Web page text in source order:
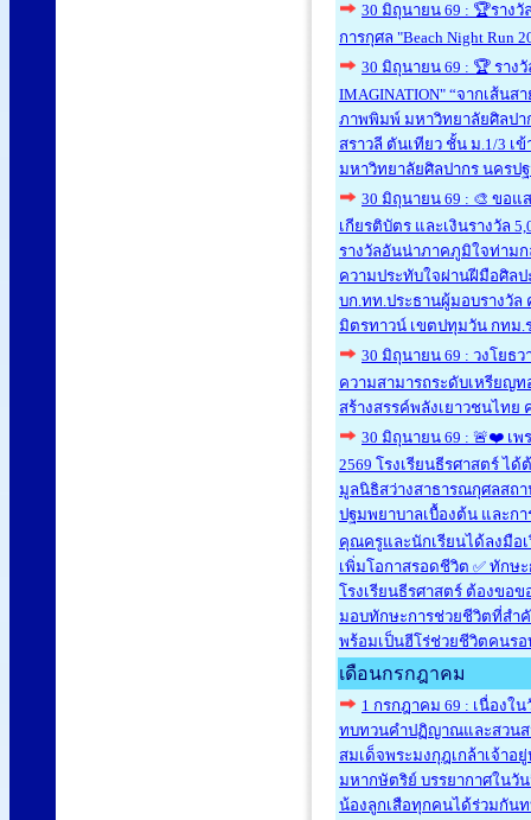
30 มิถุนายน 69 : 🏆รางวั
การกุศล "Beach Night
30 มิถุนายน 69 : 🏆 ราง
IMAGINATION" “จากเส้น
ภาพพิมพ์ มหาวิทยาลัยศิลปา
สราวลี ตันเทียว ชั้น ม.1/3 เ
มหาวิทยาลัยศิลปากร นครป
30 มิถุนายน 69 : 🎨 ขอแ
เกียรติบัตร และเงินรางวัล
รางวัลอันน่าภาคภูมิใจท่าม
ความประทับใจผ่านฝีมือศิล
บก.ทท. ​ประธานผู้มอบรางวั
มิตรทาวน์ เขตปทุมวัน กทม.
30 มิถุนายน 69 : วงโยธว
ความสามารถระดับเหรียญท
สร้างสรรค์พลังเยาวชนไทย
30 มิถุนายน 69 : 🚨❤️ เพ
2569 โรงเรียนธีรศาสตร์ ไ
มูลนิธิสว่างสาธารณกุศลสถา
ปฐมพยาบาลเบื้องต้น และก
คุณครูและนักเรียนได้ลงมือ
เพิ่มโอกาสรอดชีวิต ✅ ทักษ
โรงเรียนธีรศาสตร์ ต้องขอ
มอบทักษะการช่วยชีวิตที่สำ
พร้อมเป็นฮีโร่ช่วยชีวิตคนร
เดือนกรกฎาคม
1 กรกฎาคม 69 : เนื่องใ
ทบทวนคำปฏิญาณและสวนส
สมเด็จพระมงกุฎเกล้าเจ้าอ
มหากษัตริย์ บรรยากาศในวั
น้องลูกเสือทุกคนได้ร่วมกัน